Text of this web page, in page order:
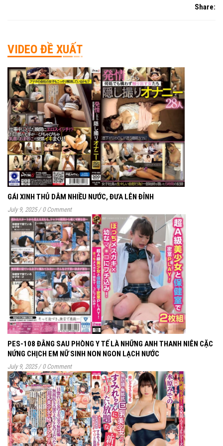
Share:
VIDEO ĐỀ XUẤT
GÁI XINH THỦ DÂM NHIỀU NƯỚC, ĐƯA LÊN ĐỈNH
July 9, 2025 / 0 Comment
PES-108 ĐẰNG SAU PHÒNG Y TẾ LÀ NHỮNG ANH THANH NIÊN CẶC
NỨNG CHỊCH EM NỮ SINH NON NGON LẠCH NƯỚC
July 9, 2025 / 0 Comment